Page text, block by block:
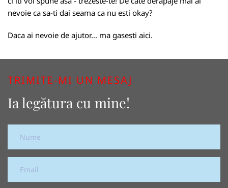
nevoie ca sa-ti dai seama ca nu esti okay?
Daca ai nevoie de ajutor... ma gasesti aici.
TRIMITE-MI UN MESAJ
Ia legătura cu mine!